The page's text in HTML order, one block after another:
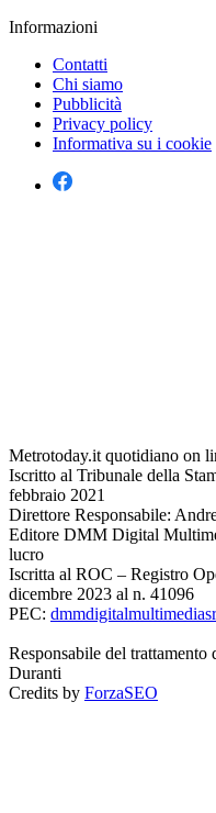
Informazioni
Contatti
Chi siamo
Pubblicità
Privacy policy
Informativa su i cookie
Metrotoday.it quotidiano on
Iscritto al Tribunale della
febbraio 2021
Direttore Responsabile:
Editore DMM Digital
lucro
Iscritta al ROC – Registro
dicembre 2023 al n. 41096
PEC:
Responsabile del
Duranti
Credits by ForzaSEO